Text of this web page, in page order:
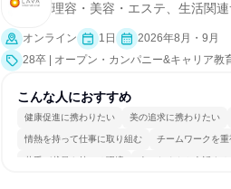
理容・美容・エステ、生活関
オンライン 1日
2026年8月・9月
28卒 | オープン・カンパニー&キャリア
こんな人におすすめ
健康促進に携わりたい 美の追求に携わりたい
情熱を持って仕事に取り組む チームワークを重
若手が裁量を持てる環境 人とたくさん会話する